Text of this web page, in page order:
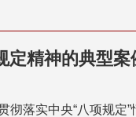
精神的典型
落实中央“八项规定